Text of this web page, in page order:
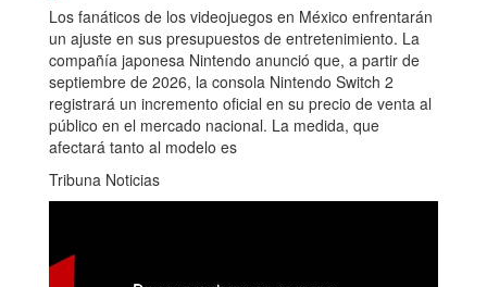
Los fanáticos de los videojuegos en México enfrentarán
un ajuste en sus presupuestos de entretenimiento. La
compañía japonesa Nintendo anunció que, a partir de
septiembre de 2026, la consola Nintendo Switch 2
registrará un incremento oficial en su precio de venta al
público en el mercado nacional. La medida, que
afectará tanto al modelo es
Tribuna Noticias